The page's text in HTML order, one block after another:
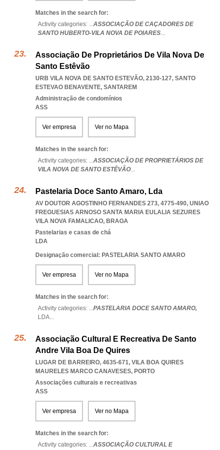
Matches in the search for:
Activity categories: ...ASSOCIAÇÃO DE CAÇADORES DE
SANTO HUBERTO-VILA NOVA DE POIARES...
Associação De Proprietários De Vila Nova De
Santo Estêvão
URB VILA NOVA DE SANTO ESTEVÃO, 2130-127, SANTO
ESTEVAO BENAVENTE, SANTAREM
Administração de condomínios
ASS
Ver empresa Ver no Mapa
Matches in the search for:
Activity categories: ...ASSOCIAÇÃO DE PROPRIETÁRIOS DE
VILA NOVA DE SANTO ESTÊVÃO...
Pastelaria Doce Santo Amaro, Lda
AV DOUTOR AGOSTINHO FERNANDES 273, 4775-490, UNIAO
FREGUESIAS ARNOSO SANTA MARIA EULALIA SEZURES
VILA NOVA FAMALICAO, BRAGA
Pastelarias e casas de chá
LDA
Designação comercial: PASTELARIA SANTO AMARO
Ver empresa Ver no Mapa
Matches in the search for:
Activity categories: ...PASTELARIA DOCE SANTO AMARO,
LDA...
Associação Cultural E Recreativa De Santo
Andre Vila Boa De Quires
LUGAR DE BARREIRO, 4635-671, VILA BOA QUIRES
MAURELES MARCO CANAVESES, PORTO
Associações culturais e recreativas
ASS
Ver empresa Ver no Mapa
Matches in the search for:
Activity categories: ...ASSOCIAÇÃO CULTURAL E